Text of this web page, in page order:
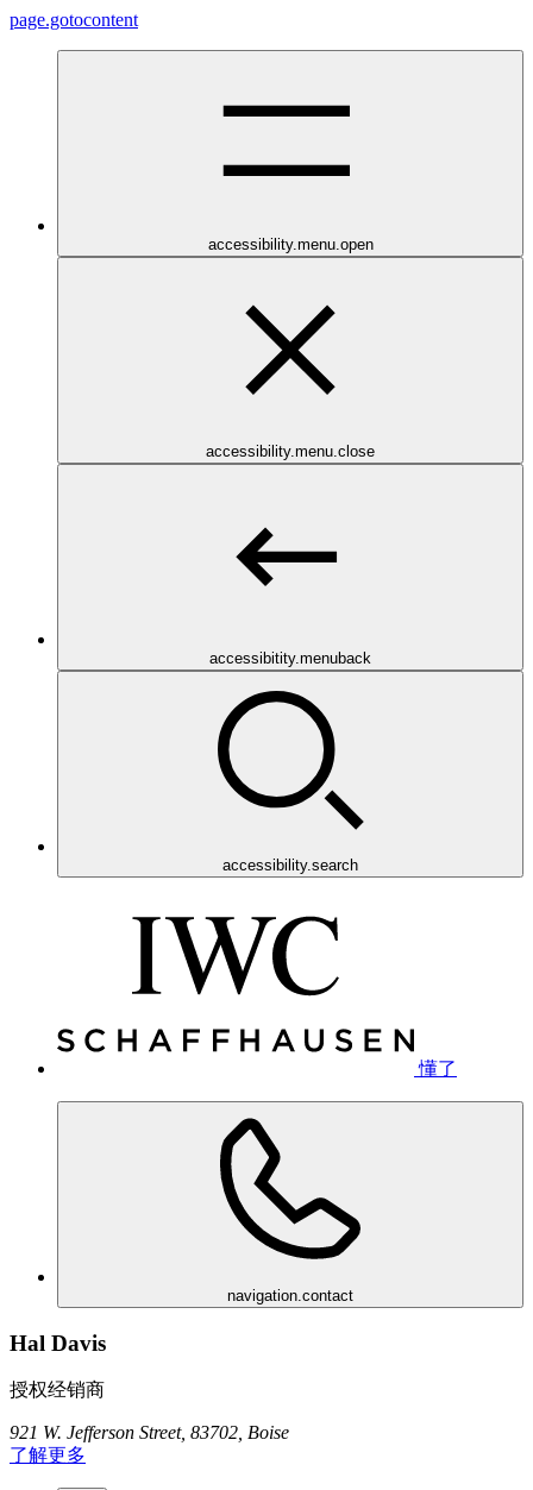
page.gotocontent
accessibility.menu.open
accessibility.menu.close
accessibitity.menuback
accessibility.search
懂了
navigation.contact
Hal Davis
授权经销商
921 W. Jefferson Street, 83702, Boise
了解更多